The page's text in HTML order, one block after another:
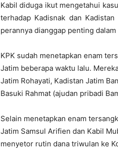
Kabil diduga ikut mengetahui
terhadap Kadisnak dan
perannya dianggap penting
KPK sudah menetapkan enam
Jatim beberapa waktu lalu.
Jatim Rohayati, Kadistan Jatim
Basuki Rahmat (ajudan pribadi
Selain menetapkan enam
Jatim Samsul Arifien dan Kabil
menyetor rutin dana triwulan ke